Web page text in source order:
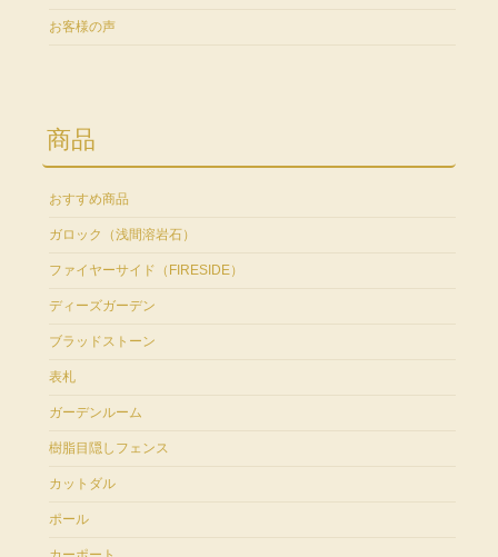
お客様の声
商品
おすすめ商品
ガロック（浅間溶岩石）
ファイヤーサイド（FIRESIDE）
ディーズガーデン
ブラッドストーン
表札
ガーデンルーム
樹脂目隠しフェンス
カットダル
ポール